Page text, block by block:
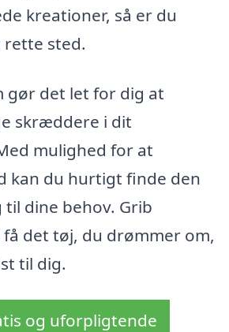
kreationer, så er du
sted.
gør det let for dig at
skræddere i dit
mulighed for at
kan du hurtigt finde den
dine behov. Grib
det tøj, du drømmer om,
til dig.
og uforpligtende